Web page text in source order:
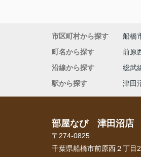
市区町村から探す 船橋
町名から探す
前原
沿線から探す
総武
駅から探す
津田
部屋なび 津田沼店
〒274-0825
千葉県船橋市前原西２丁目